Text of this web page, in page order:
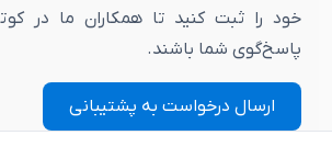
خود را ثبت کنید تا همکاران ما در
پاسخ‌گوی شما باشند.
ارسال درخواست به پشتیبانی